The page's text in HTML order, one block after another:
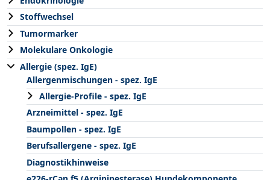
Stoffwechsel
Tumormarker
Molekulare Onkologie
Allergie (spez. IgE)
Allergenmischungen - spez. IgE
Allergie-Profile - spez. IgE
Arzneimittel - spez. IgE
Baumpollen - spez. IgE
Berufsallergene - spez. IgE
Diagnostikhinweise